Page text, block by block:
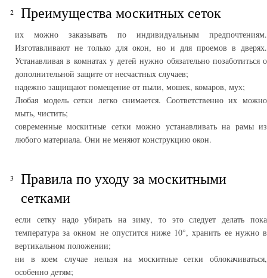
Преимущества москитных сеток
их можно заказывать по индивидуальным предпочтениям.
Изготавливают не только для окон, но и для проемов в дверях.
Устанавливая в комнатах у детей нужно обязательно позаботиться о
дополнительной защите от несчастных случаев;
надежно защищают помещение от пыли, мошек, комаров, мух;
Любая модель сетки легко снимается. Соответственно их можно
мыть, чистить;
современные москитные сетки можно устанавливать на рамы из
любого материала. Они не меняют конструкцию окон.
Правила по уходу за москитными
сетками
если сетку надо убирать на зиму, то это следует делать пока
температура за окном не опустится ниже 10­°, хранить ее нужно в
вертикальном положении;
ни в коем случае нельзя на москитные сетки облокачиваться,
особенно детям;